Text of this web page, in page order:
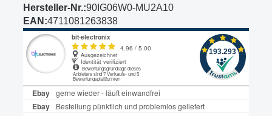
Hersteller-Nr.:90IG06W0-MU2A10
EAN:4711081263838